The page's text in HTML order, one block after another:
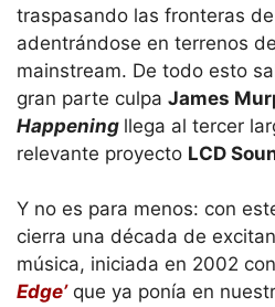
traspasando las fronteras
adentrándose en terrenos
mainstream. De todo esto
gran parte culpa James
Happening llega al tercer
relevante proyecto LCD
Y no es para menos: con
cierra una década de
música, iniciada en 2002
Edge’que ya ponía en